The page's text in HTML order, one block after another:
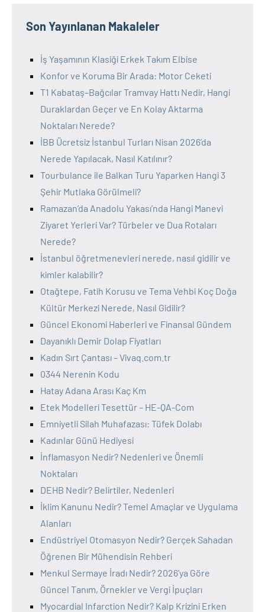
Son Yayınlanan Makaleler
İş Yaşamının Klasiği Erkek Takım Elbise
Konfor ve Koruma Bir Arada: Motor Ceketi
T1 Kabataş–Bağcılar Tramvay Hattı Nedir, Hangi
Duraklardan Geçer ve En Kolay Aktarma
Noktaları Nerede?
İBB Ücretsiz İstanbul Turları Nisan 2026’da
Nerede Yapılacak, Nasıl Katılınır?
Tourbulance ile Balkan Turu Yaparken Hangi 3
Şehir Mutlaka Görülmeli?
Ramazan’da Anadolu Yakası’nda Hangi Manevi
Ziyaret Yerleri Var? Türbeler ve Dua Rotaları
Nerede?
İstanbul öğretmenevleri nerede, nasıl gidilir ve
kimler kalabilir?
Otağtepe, Fatih Korusu ve Tema Vehbi Koç Doğa
Kültür Merkezi Nerede, Nasıl Gidilir?
Güncel Ekonomi Haberleri ve Finansal Gündem
Dayanıklı Demir Dolap Fiyatları
Kadın Sırt Çantası – Vivaq.com.tr
0344 Nerenin Kodu
Hatay Adana Arası Kaç Km
Etek Modelleri Tesettür – HE-QA-Com
Emniyetli Silah Muhafazası: Tüfek Dolabı
Kadınlar Günü Hediyesi
İnflamasyon Nedir? Nedenleri ve Önemli
Noktaları
DEHB Nedir? Belirtiler, Nedenleri
İklim Kanunu Nedir? Temel Amaçlar ve Uygulama
Alanları
Endüstriyel Otomasyon Nedir? Gerçek Sahadan
Öğrenen Bir Mühendisin Rehberi
Menkul Sermaye İradı Nedir? 2026’ya Göre
Güncel Tanım, Örnekler ve Vergi İpuçları
Myocardial Infarction Nedir? Kalp Krizini Erken